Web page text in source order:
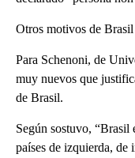
Otros motivos de Brasil
Para Schenoni, de
muy nuevos que
de Brasil.
Según sostuvo, “Brasil
países de izquierda, de